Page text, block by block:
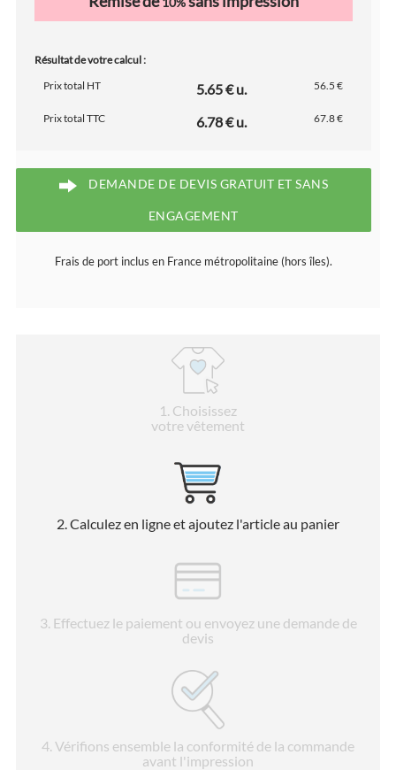
Résultat de votre calcul :
Prix total HT
5.65 € u. 56.5 €
Prix total TTC 6.78 € u. 67.8 €
DEMANDE DE DEVIS GRATUIT ET SANS
ENGAGEMENT
Frais de port inclus en France métropolitaine (hors îles).
1 . Choisissez
votre vêtement
2. Calculez en ligne et ajoutez l'article au panier
3 . Effectuez le paiement ou envoyez une demande de
devis
4. Vérifions ensemble la conformité de la commande
avant l'impression